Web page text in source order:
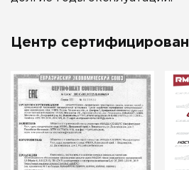
Центр сертифицирован